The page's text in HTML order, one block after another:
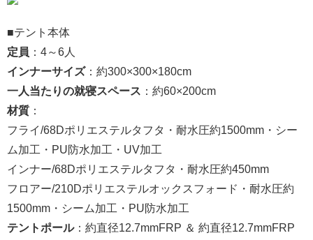
■テント本体
定員 ：4～6人
インナーサイズ：約300×300×180cm
一人当たりの就寝スペース ：約60×200cm
材質 ：
フライ/68Dポリエステルタフタ・耐水圧約1500mm・シー
ム加工・PU防水加工・UV加工
インナー/68Dポリエステルタフタ・耐水圧約450mm
フロアー/210Dポリエステルオックスフォード・耐水圧約
1500mm・シーム加工・PU防水加工
テントポール：約直径12.7mmFRP ＆ 約直径12.7mmFRP